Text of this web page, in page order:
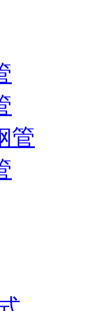
管